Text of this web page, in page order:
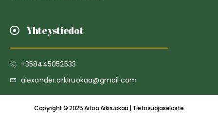
Yhteystiedot
+358445052533
alexander.arkiruokaa@gmail.com
Copyright © 2025 Aitoa Arkiruokaa | Tietosuojaseloste